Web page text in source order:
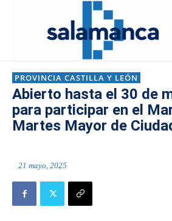
PROVINCIA CASTILLA Y LEÓN
Abierto hasta el 30 de
para participar en el
Martes Mayor de
21 mayo, 2025